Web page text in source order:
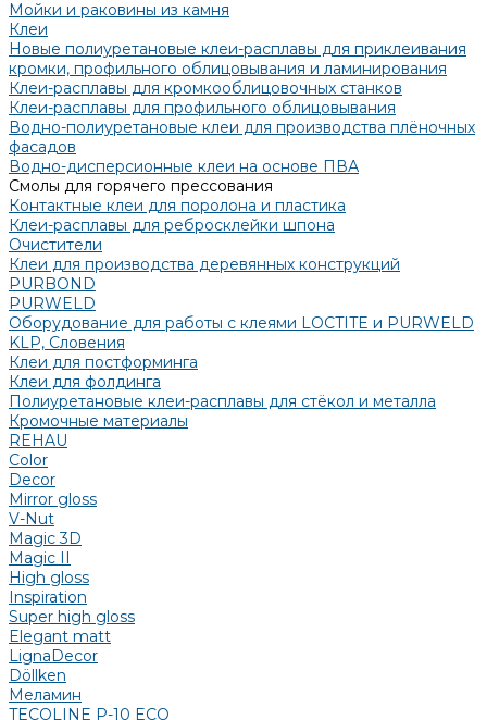
Мойки и раковины из камня
Клеи
Новые полиуретановые клеи-расплавы для приклеивания
кромки, профильного облицовывания и ламинирования
Клеи-расплавы для кромкооблицовочных станков
Клеи-расплавы для профильного облицовывания
Водно-полиуретановые клеи для производства плёночных
фасадов
Водно-дисперсионные клеи на основе ПВА
Смолы для горячего прессования
Контактные клеи для поролона и пластика
Клеи-расплавы для ребросклейки шпона
Очистители
Клеи для производства деревянных конструкций
PURBOND
PURWELD
Оборудование для работы с клеями LOCTITE и PURWELD
KLP, Словения
Клеи для постформинга
Клеи для фолдинга
Полиуретановые клеи-расплавы для стёкол и металла
Кромочные материалы
REHAU
Color
Decor
Mirror gloss
V-Nut
Magic 3D
Magic II
High gloss
Inspiration
Super high gloss
Elegant matt
LignaDecor
Döllken
Меламин
TECOLINE P-10 ECO